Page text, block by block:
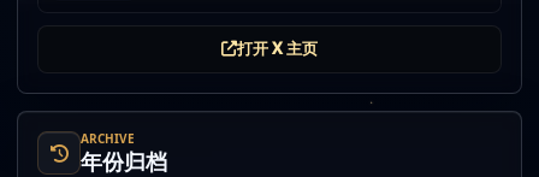
打开 X 主页
ARCHIVE
年份归档